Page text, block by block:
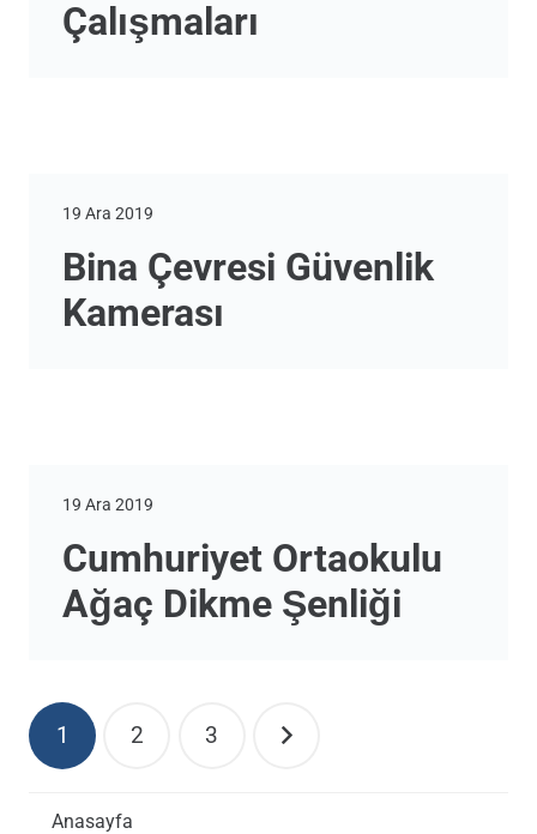
Çalışmaları
19 Ara 2019
Bina Çevresi Güvenlik
Kamerası
19 Ara 2019
Cumhuriyet Ortaokulu
Ağaç Dikme Şenliği
Yazı
sayfalaması
1 2 3
Anasayfa